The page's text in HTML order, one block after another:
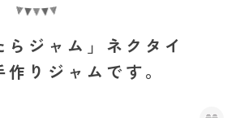
らジャム」ネクタイ
りジャムです。